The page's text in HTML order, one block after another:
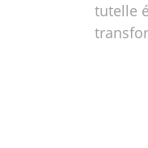
tutelle